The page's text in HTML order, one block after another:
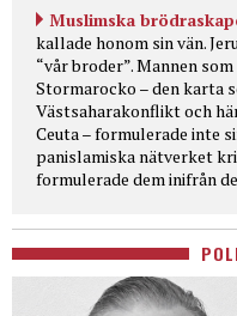
Muslimska
kallade honom sin vän.
“vår broder”. Mannen
Stormarocko – den karta
Västsaharakonflikt och
Ceuta – formulerade inte
panislamiska nätverket
formulerade dem inifrån